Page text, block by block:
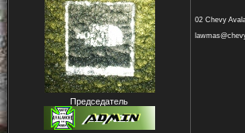
Председатель
02 Chevy